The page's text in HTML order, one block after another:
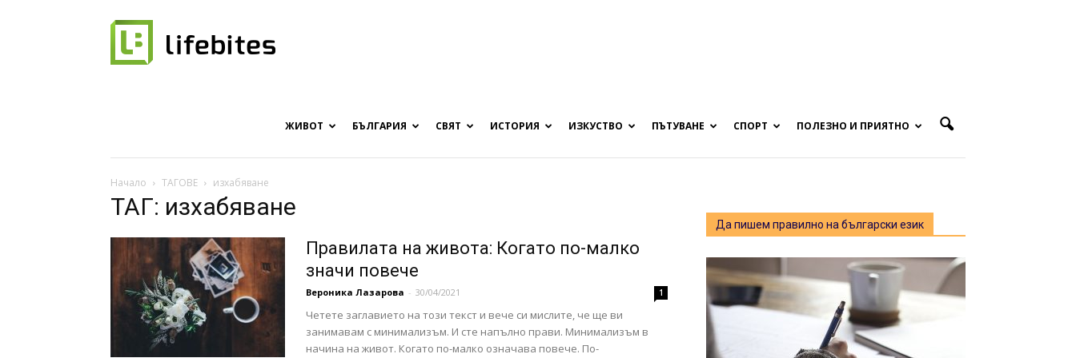
списание
за
ЖИВОТ БЪЛГАРИЯ СВЯТ ИСТОРИЯ ИЗКУСТВО ПЪТУВАНЕ СПОРТ ПОЛЕЗНО И ПРИЯТНО
Начало ТАГОВЕ изхабяване
ТАГ: изхабяване
Правилата на живота: Когато по-малко
значи повече
Вероника Лазарова - 30/04/2021 1
Четете заглавието на този текст и вече си мислите, че ще ви
занимавам с минимализъм. И сте напълно прави. Минимализъм в
начина на живот. Когато по-малко означава повече. По-
Да пишем правилно на български език